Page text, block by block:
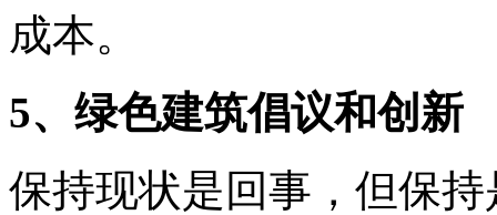
成本。
5、绿色建筑倡议和创新
保持现状是回事，但保